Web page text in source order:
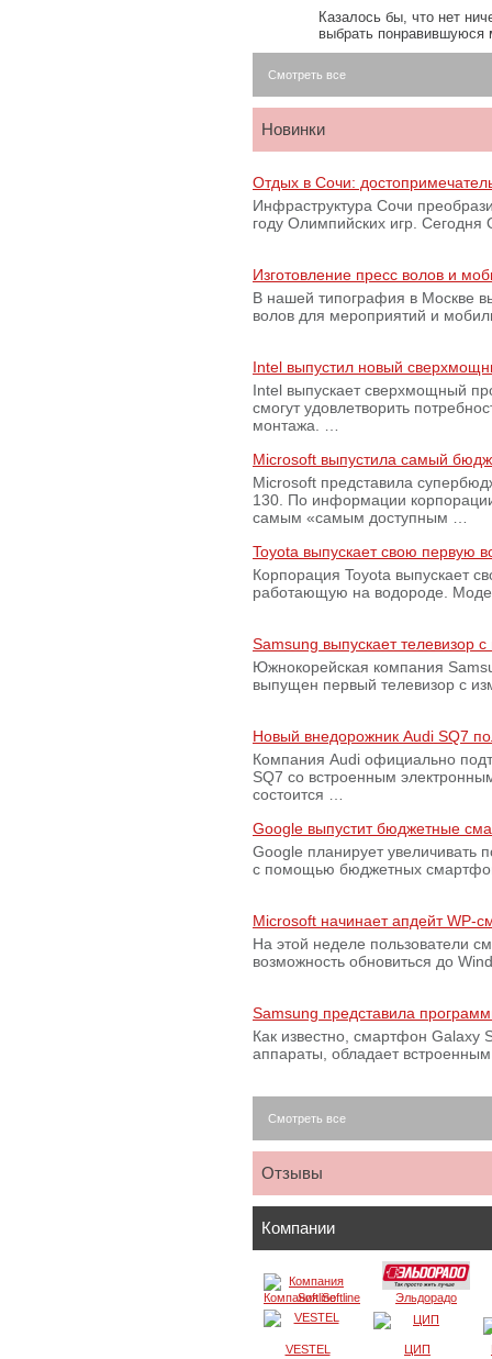
Казалось бы, что нет
выбрать
Смотреть все
Новинки
Отдых в Сочи:
Инфраструктура Сочи
году Олимпийских игр.
Изготовление пресс волов и
В нашей типография в Москве
волов для мероприятий и
Intel выпустил новый
Intel выпускает сверхмощный
смогут удовлетворить
монтажа. …
Microsoft выпустила самый
Microsoft представила
130. По информации
самым «самым доступным …
Toyota выпускает свою первую
Корпорация Toyota выпускает
работающую на водороде.
Samsung выпускает телевизор
Южнокорейская компания
выпущен первый телевизор с
Новый внедорожник Audi SQ7
Компания Audi официально
SQ7 со встроенным
состоится …
Google выпустит бюджетные
Google планирует увеличивать
с помощью бюджетных
Microsoft начинает апдейт WP-
На этой неделе пользователи
возможность обновиться до
Samsung представила
Как известно, смартфон Galaxy
аппараты, обладает
Смотреть все
Отзывы
Компании
Компания Softline Эльдорадо
VESTEL ЦИП